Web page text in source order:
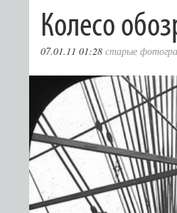
Колесо
07.01.11 01:28 старые